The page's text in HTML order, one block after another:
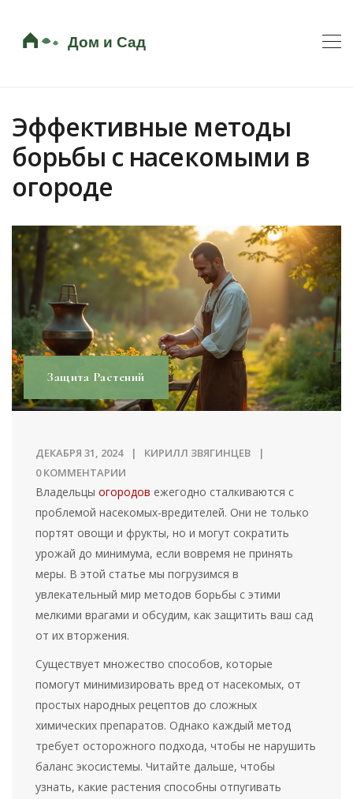
Эффективные методы
борьбы с насекомыми в
огороде
Защита Растений
ДЕКАБРЯ 31, 2024
КИРИЛЛ ЗВЯГИНЦЕВ
0 КОММЕНТАРИИ
Владельцыогородов ежегодно сталкиваются с
проблемой насекомых-вредителей. Они не только
портят овощи и фрукты, но и могут сократить
урожай до минимума, если вовремя не принять
меры. В этой статье мы погрузимся в
увлекательный мир методов борьбы с этими
мелкими врагами и обсудим, как защитить ваш сад
от их вторжения.
Существует множество способов, которые
помогут минимизировать вред от насекомых, от
простых народных рецептов до сложных
химических препаратов. Однако каждый метод
требует осторожного подхода, чтобы не нарушить
баланс экосистемы. Читайте дальше, чтобы
узнать, какие растения способны отпугивать